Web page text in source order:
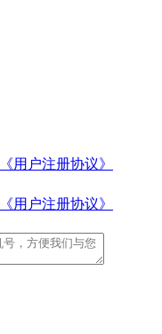
《用户注册协议》
《用户注册协议》